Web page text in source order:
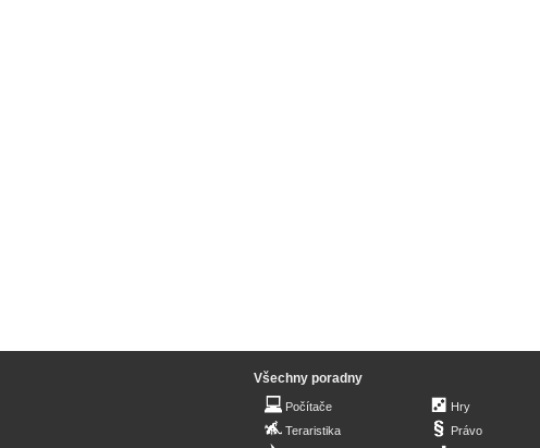
Všechny poradny
Počítače
Teraristika
Hry
Právo